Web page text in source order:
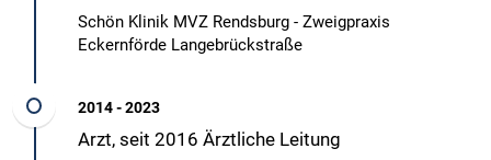
Schön Klinik MVZ Rendsburg - Zweigpraxis
Eckernförde Langebrückstraße
2014 - 2023
Arzt, seit 2016 Ärztliche Leitung